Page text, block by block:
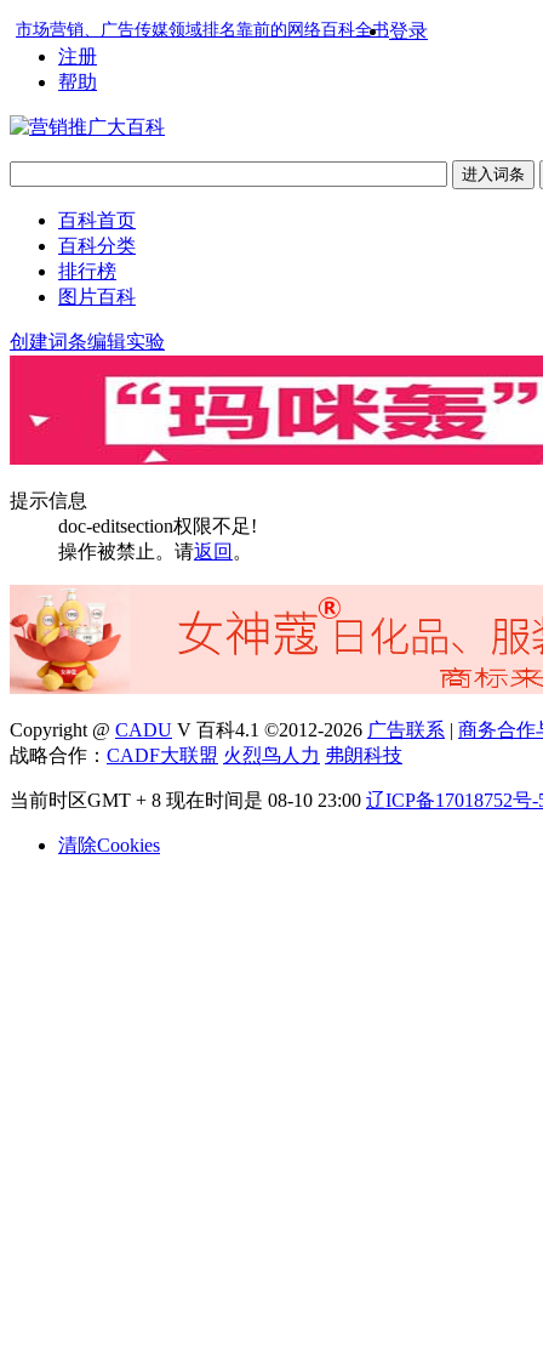
市场营销、广告传媒领域排名靠前的网络百科全书登录
注册
帮助
百科首页
百科分类
排行榜
图片百科
创建词条编辑实验
提示信息
doc-editsection权限不足!
操作被禁止。请返回 。
Copyright @ CADU V 百科4.1 ©2012-2026 广告联系 | 商务合作
战略合作： CADF大联盟 火烈鸟人力 弗朗科技
当前时区GMT + 8 现在时间是 08-10 23:00 辽ICP备17018752号-
清除Cookies